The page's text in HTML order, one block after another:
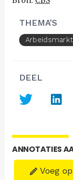
THEMA'S
Arbeidsmarkt
DEEL
ANNOTATIES
Voeg